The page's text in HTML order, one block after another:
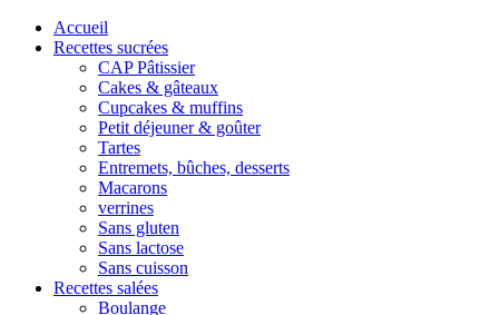
Accueil
Recettes sucrées
CAP Pâtissier
Cakes & gâteaux
Cupcakes & muffins
Petit déjeuner & goûter
Tartes
Entremets, bûches, desserts
Macarons
verrines
Sans gluten
Sans lactose
Sans cuisson
Recettes salées
Boulange